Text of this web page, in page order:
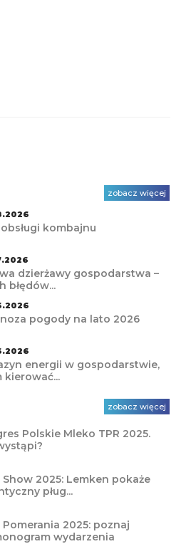
zobacz więcej
kombajnu
dzierżawy gospodarstwa –
błędów...
pogody na lato 2026
energii w gospodarstwie,
kierować...
zobacz więcej
Polskie Mleko TPR 2025.
2025: Lemken pokaże
pług...
2025: poznaj
wydarzenia